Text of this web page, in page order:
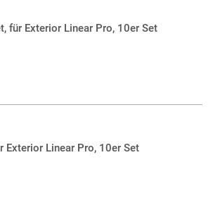
für Exterior Linear Pro, 10er Set
Exterior Linear Pro, 10er Set